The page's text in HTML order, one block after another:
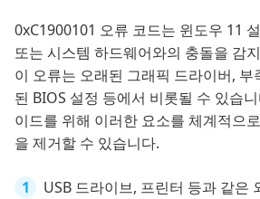
0xC1900101 오류 코드는 윈도우 11
또는 시스템 하드웨어와의 충돌을 감
이 오류는 오래된 그래픽 드라이버, 부
된 BIOS 설정 등에서 비롯될 수 있습
이드를 위해 이러한 요소를 체계적으
을 제거할 수 있습니다.
USB 드라이브, 프린터 등과 같은